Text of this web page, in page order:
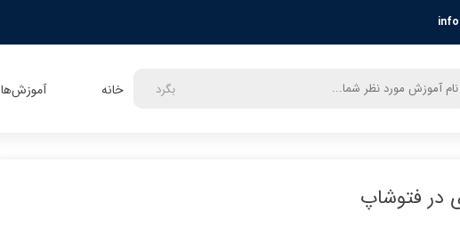
خانه آموزش‌ها بگرد
در فتوشاپ